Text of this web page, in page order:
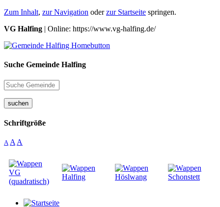
Zum Inhalt, zur Navigation oderzur Startseite springen.
VG Halfing | Online: https://www.vg-halfing.de/
Suche Gemeinde Halfing
suchen
Schriftgröße
A A A